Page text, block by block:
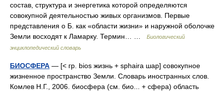
состав, структура и энергетика которой определяются
совокупной деятельностью живых организмов. Первые
представления о Б. как «области жизни» и наружной оболочке
Земли восходят к Ламарку. Термин… …
Биологический
энциклопедический словарь
БИОСФЕРА — [< гр. bios жизнь + sphaira шар] совокупное
жизненное пространство Земли. Словарь иностранных слов.
Комлев Н.Г., 2006. биосфера (см. био... + сфера) область